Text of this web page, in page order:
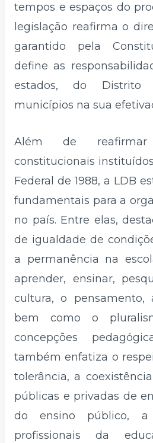
tempos e espaços do
legislação reafirma o
garantido pela
define as
estados, do
municípios na sua
Além de
constitucionais
Federal de 1988, a LDB
fundamentais para a
no país. Entre elas,
de igualdade de
a permanência na
aprender, ensinar,
cultura, o
bem como o
concepções
também enfatiza o
tolerância, a
públicas e privadas de
do ensino público, a
profissionais da